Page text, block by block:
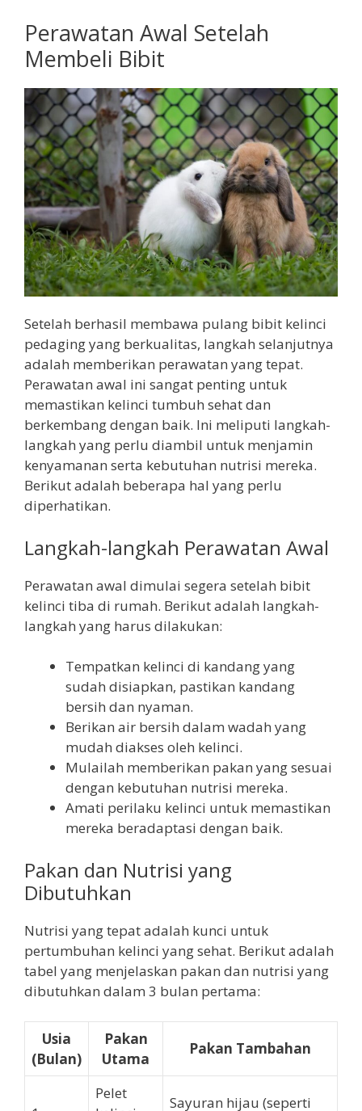
Perawatan Awal Setelah
Membeli Bibit
Setelah berhasil membawa pulang bibit kelinci
pedaging yang berkualitas, langkah selanjutnya
adalah memberikan perawatan yang tepat.
Perawatan awal ini sangat penting untuk
memastikan kelinci tumbuh sehat dan
berkembang dengan baik. Ini meliputi langkah-
langkah yang perlu diambil untuk menjamin
kenyamanan serta kebutuhan nutrisi mereka.
Berikut adalah beberapa hal yang perlu
diperhatikan.
Langkah-langkah Perawatan Awal
Perawatan awal dimulai segera setelah bibit
kelinci tiba di rumah. Berikut adalah langkah-
langkah yang harus dilakukan:
Tempatkan kelinci di kandang yang
sudah disiapkan, pastikan kandang
bersih dan nyaman.
Berikan air bersih dalam wadah yang
mudah diakses oleh kelinci.
Mulailah memberikan pakan yang sesuai
dengan kebutuhan nutrisi mereka.
Amati perilaku kelinci untuk memastikan
mereka beradaptasi dengan baik.
Pakan dan Nutrisi yang
Dibutuhkan
Nutrisi yang tepat adalah kunci untuk
pertumbuhan kelinci yang sehat. Berikut adalah
tabel yang menjelaskan pakan dan nutrisi yang
dibutuhkan dalam 3 bulan pertama:
Usia
(Bulan)
Pakan
Utama
Pakan Tambahan
Pelet
Sayuran hijau (seperti